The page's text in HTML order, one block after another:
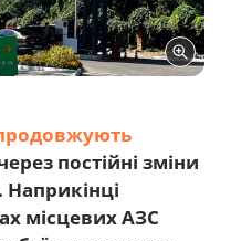
постійні зміни
Наприкінці
місцевих АЗС